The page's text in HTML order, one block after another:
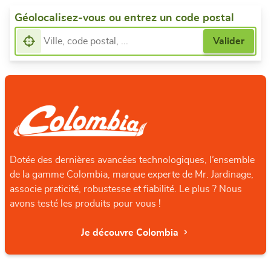
Géolocalisez-vous ou entrez un code postal
Dotée des dernières avancées technologiques, l’ensemble
de la gamme Colombia, marque experte de Mr. Jardinage,
associe praticité, robustesse et fiabilité. Le plus ? Nous
avons testé les produits pour vous !
Je découvre Colombia